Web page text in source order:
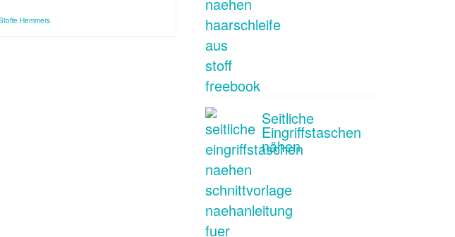
Hemmers
Seitliche
Eingriffstaschen
nähen